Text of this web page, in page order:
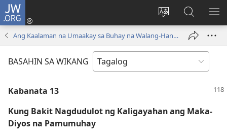
JW.ORG
Baguhin
ang
ng
Mag-
log
(may
bubukas
sa
JW.ORG
Ang Kaalaman na Umaakay sa Buhay na Walang-Hanggan
BASAHIN SA WIKANG
Kabanata 13
Kung Bakit Nagdudulot ng Kaligayahan ang Maka-
Diyos na Pamumuhay